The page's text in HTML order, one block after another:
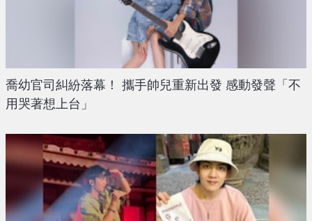
喬幼官司糾紛落幕！ 攜手帥兒重新出發 感動發聲「不
用哭著想上台」